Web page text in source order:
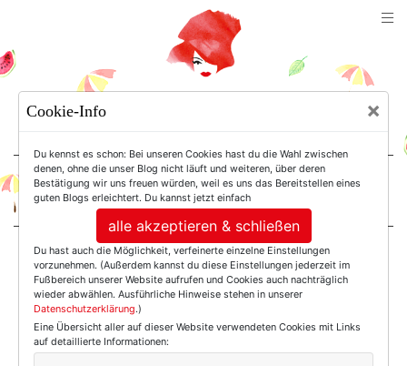
For Women. Not Girls.
Einträge mit dem
Tag: Welt Kompakt
Cookie-Info ×
Du kennst es schon: Bei unseren Cookies hast du die Wahl zwischen
denen, ohne die unser Blog nicht läuft und weiteren, über deren
Bestätigung wir uns freuen würden, weil es uns das Bereitstellen eines
guten Blogs erleichtert. Du kannst jetzt einfach
alle akzeptieren & schließen
Du hast auch die Möglichkeit, verfeinerte einzelne Einstellungen
vorzunehmen. (Außerdem kannst du diese Einstellungen jederzeit im
Fußbereich unserer Website aufrufen und Cookies auch nachträglich
wieder abwählen. Ausführliche Hinweise stehen in unserer
Datenschutzerklärung.)
Eine Übersicht aller auf dieser Website verwendeten Cookies mit Links
auf detaillierte Informationen: